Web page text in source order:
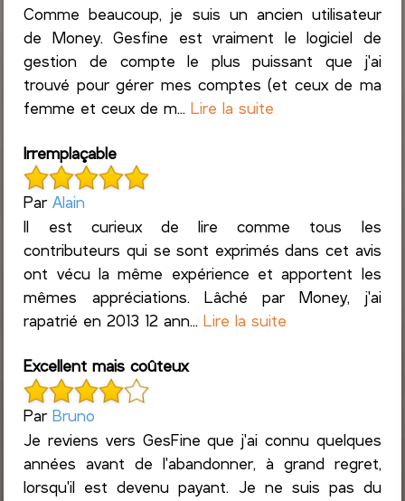
Comme beaucoup, je suis un ancien utilisateur
de Money. Gesfine est vraiment le logiciel de
gestion de compte le plus puissant que j'ai
trouvé pour gérer mes comptes (et ceux de ma
femme et ceux de m...Lire la suite
Irremplaçable
ParAlain
Il est curieux de lire comme tous les
contributeurs qui se sont exprimés dans cet avis
ont vécu la même expérience et apportent les
mêmes appréciations. Lâché par Money, j'ai
rapatrié en 2013 12 ann...Lire la suite
Excellent mais coûteux
ParBruno
Je reviens vers GesFine que j'ai connu quelques
années avant de l'abandonner, à grand regret,
lorsqu'il est devenu payant. Je ne suis pas du